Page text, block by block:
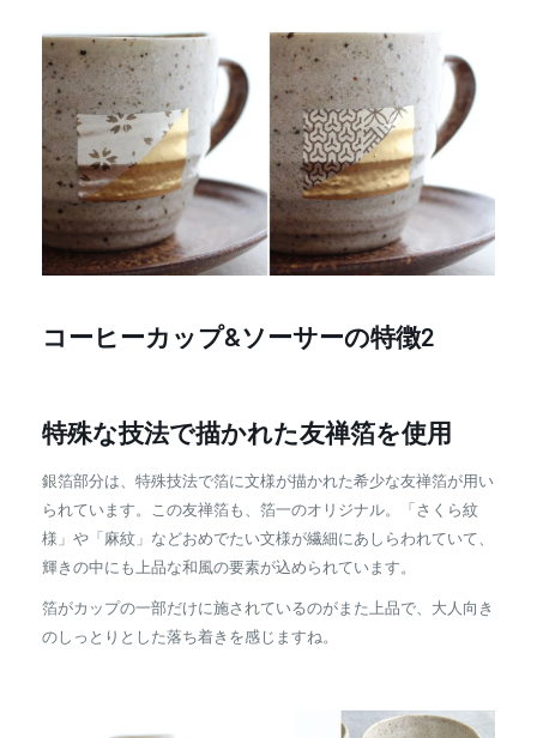
コーヒーカップ&ソーサーの特徴2
特殊な技法で描かれた友禅箔を使用
銀箔部分は、特殊技法で箔に文様が描かれた希少な友禅箔が用い
られています。この友禅箔も、箔一のオリジナル。「さくら紋
様」や「麻紋」などおめでたい文様が繊細にあしらわれていて、
輝きの中にも上品な和風の要素が込められています。
箔がカップの一部だけに施されているのがまた上品で、大人向き
のしっとりとした落ち着きを感じますね。